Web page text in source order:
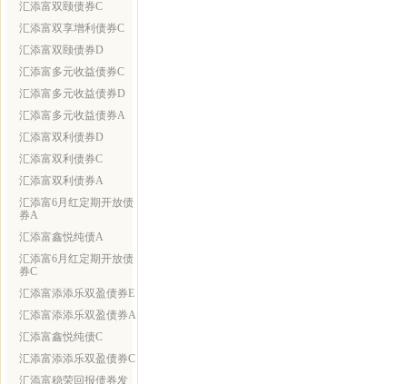
汇添富双颐债券C
汇添富双享增利债券C
汇添富双颐债券D
汇添富多元收益债券C
汇添富多元收益债券D
汇添富多元收益债券A
汇添富双利债券D
汇添富双利债券C
汇添富双利债券A
汇添富6月红定期开放债
券A
汇添富鑫悦纯债A
汇添富6月红定期开放债
券C
汇添富添添乐双盈债券E
汇添富添添乐双盈债券A
汇添富鑫悦纯债C
汇添富添添乐双盈债券C
汇添富稳荣回报债券发